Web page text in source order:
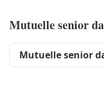
Mutuelle senior
Mutuelle senior